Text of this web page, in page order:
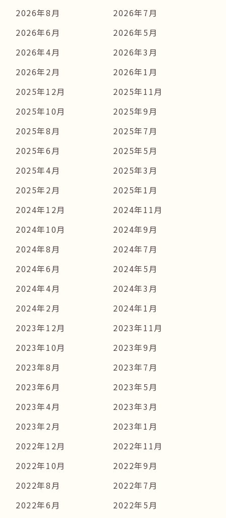
2026年8月
2026年7月
2026年6月
2026年5月
2026年4月
2026年3月
2026年2月
2026年1月
2025年12月
2025年11月
2025年10月
2025年9月
2025年8月
2025年7月
2025年6月
2025年5月
2025年4月
2025年3月
2025年2月
2025年1月
2024年12月
2024年11月
2024年10月
2024年9月
2024年8月
2024年7月
2024年6月
2024年5月
2024年4月
2024年3月
2024年2月
2024年1月
2023年12月
2023年11月
2023年10月
2023年9月
2023年8月
2023年7月
2023年6月
2023年5月
2023年4月
2023年3月
2023年2月
2023年1月
2022年12月
2022年11月
2022年10月
2022年9月
2022年8月
2022年7月
2022年6月
2022年5月